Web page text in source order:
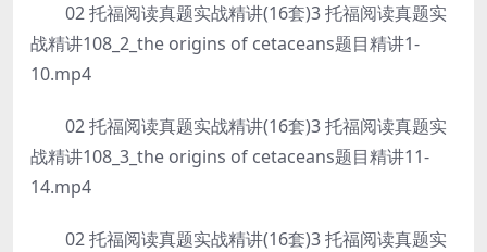
02 托福阅读真题实战精讲(16套)3 托福阅读真题实
战精讲108_2_the origins of cetaceans题目精讲1-
10.mp4
02 托福阅读真题实战精讲(16套)3 托福阅读真题实
战精讲108_3_the origins of cetaceans题目精讲11-
14.mp4
02 托福阅读真题实战精讲(16套)3 托福阅读真题实